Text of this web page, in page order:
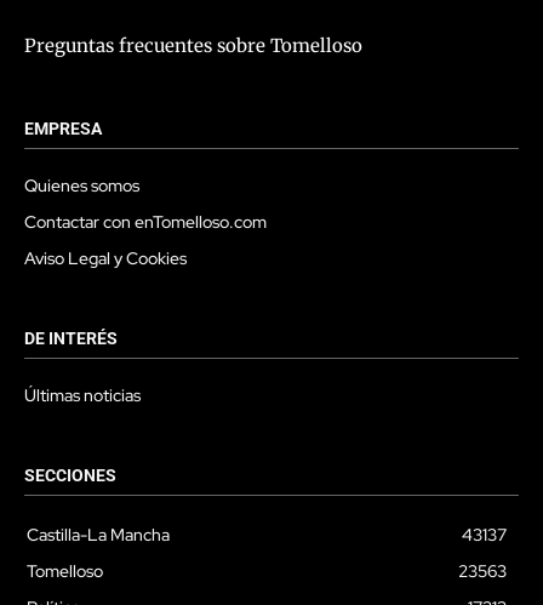
Preguntas frecuentes sobre Tomelloso
EMPRESA
Quienes somos
Contactar con enTomelloso.com
Aviso Legal y Cookies
DE INTERÉS
Últimas noticias
SECCIONES
Castilla-La Mancha
43137
Tomelloso
23563